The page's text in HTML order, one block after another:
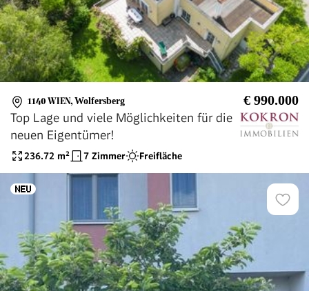
1140 WIEN, Wolfersberg € 990.000
Top Lage und viele Möglichkeiten für die
neuen Eigentümer!
236.72 m² 7 Zimmer Freifläche